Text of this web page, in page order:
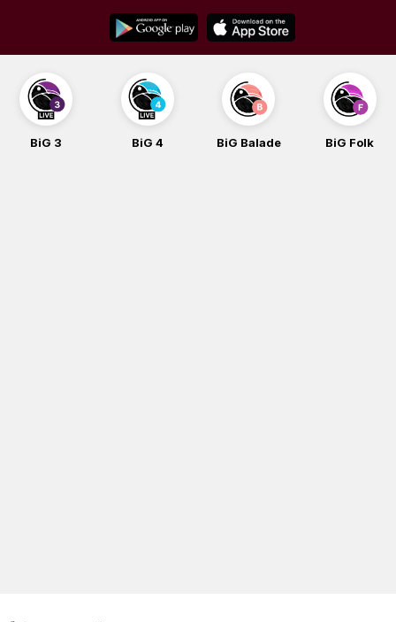
content
BiG 3 BiG 4 BiG Balade BiG Folk